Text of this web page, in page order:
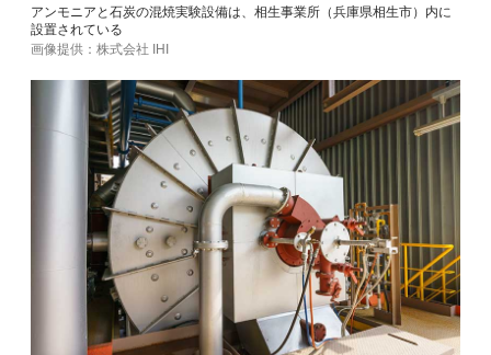
アンモニアと石炭の混焼実験設備は、相生事業所（兵庫県相生市）内に
設置されている
画像提供：株式会社 IHI